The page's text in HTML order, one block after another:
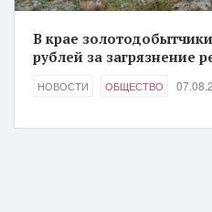
В крае
рублей за загрязнение
НОВОСТИ ОБЩЕСТВО